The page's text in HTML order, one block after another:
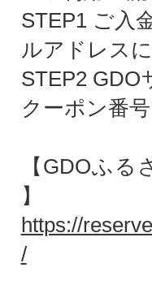
STEP1 ご入
ルアドレス
STEP2
クーポン番
【GDOふ
】
https://
/